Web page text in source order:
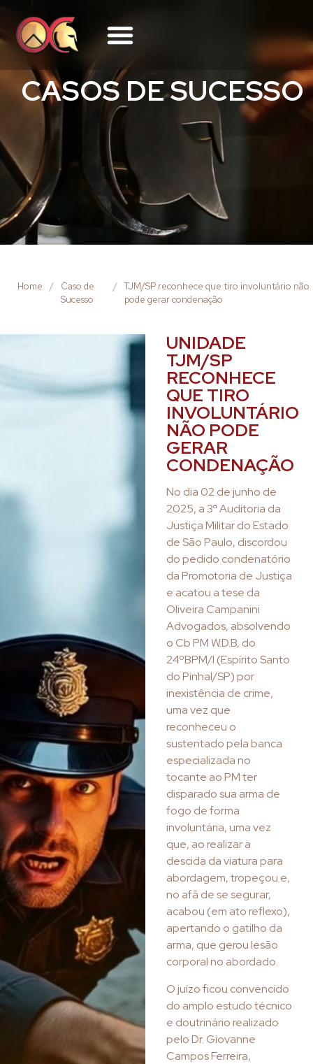
CASOS DE SUCESSO
Home /
Caso de
Sucesso
/ TJM/SP reconhece que tiro involuntário não
pode gerar condenação
UNIDADE
TJM/SP
RECONHECE
QUE TIRO
INVOLUNTÁRIO
NÃO PODE
GERAR
CONDENAÇÃO
No dia 02 de junho de
2025, a 3ª Auditoria da
Justiça Militar do Estado
de São Paulo, discordou
do pedido condenatório
da Promotoria de Justiça
e acatou a tese da
Oliveira Campanini
Advogados, absolvendo
o Cb PM W.D.B, do
24ºBPM/I (Espírito Santo
do Pinhal/SP) por
inexistência de crime,
uma vez que
reconheceu o
sustentado pela banca
especializada no
tocante ao PM ter
disparado sua arma de
fogo de forma
involuntária, uma vez
que, ao realizar a
descida da viatura para
abordagem, tropeçou e,
no afã de se segurar,
acabou (em ato reflexo),
apertando o gatilho da
arma, que gerou lesão
corporal no abordado.
O juízo ficou convencido
do amplo estudo técnico
e doutrinário realizado
pelo Dr. Giovanne
Campos Ferreira,